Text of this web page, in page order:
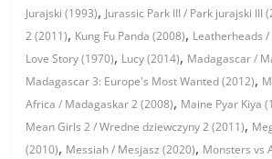
Jurajski (1993), Jurassic Park III / Park jurajski III
2 (2011), Kung Fu Panda (2008), Leatherheads /
Love Story (1970), Lucy (2014), Madagascar /
Madagascar 3: Europe's Most Wanted (2012),
Africa / Madagaskar 2 (2008), Maine Pyar Kiya
Mean Girls 2 / Wredne dziewczyny 2 (2011),
(2010), Messiah / Mesjasz (2020), Monsters vs